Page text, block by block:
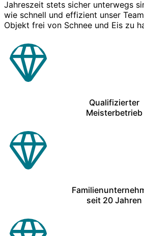
Jahreszeit stets sicher unterwegs
wie schnell und effizient unser
Objekt frei von Schnee und Eis zu
Qualifizierter
Meisterbetrieb
seit 20 Jahren